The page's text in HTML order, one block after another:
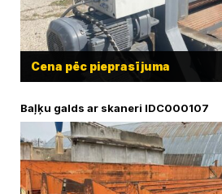
Cena pēc pieprasījuma
Baļķu galds ar skaneri IDC000107